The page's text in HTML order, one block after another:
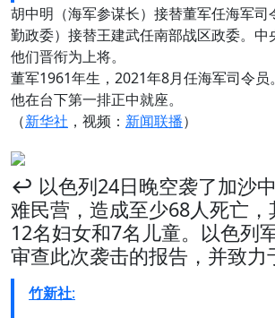
胡中明（海军参谋长）接替董军任海军司
勤政委）接替王建武任南部战区政委。中
他们晋衔为上将。
董军1961年生，2021年8月任海军司令员
他在台下第一排正中就座。
（新华社 ，视频： 新闻联播）
↩️ 以色列24日晚空袭了加沙
难民营，造成至少68人死亡
12名妇女和7名儿童。以色列
审查此次袭击的报告，并致
竹新社: